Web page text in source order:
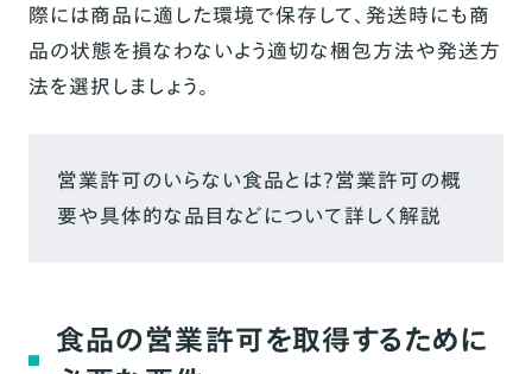
際には商品に適した環境で保存して、発送時にも商
品の状態を損なわないよう適切な梱包方法や発送方
法を選択しましょう。
営業許可のいらない食品とは？営業許可の概
要や具体的な品目などについて詳しく解説
食品の営業許可を取得するために